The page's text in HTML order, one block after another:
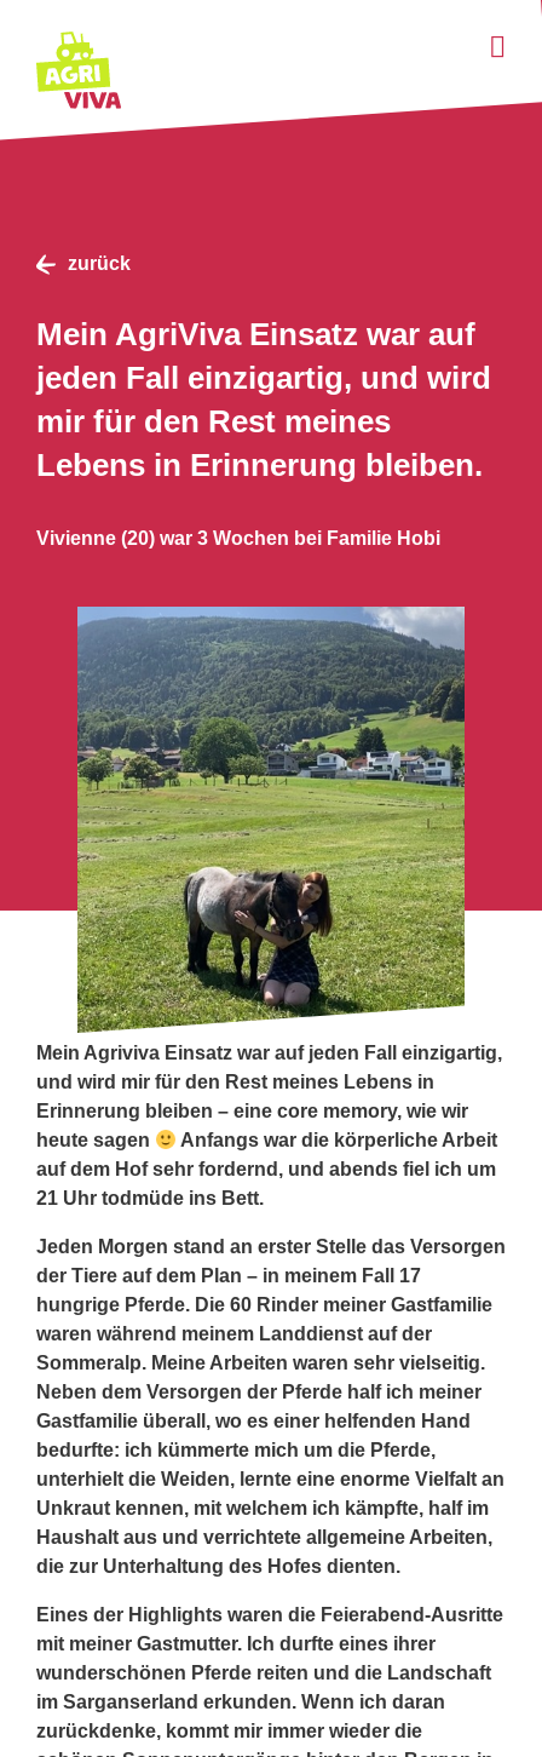
News
Hilfe & FAQ
Login
Favoriten
Deutsch
Einsatz suchen
zurück
Mein AgriViva Einsatz war auf
jeden Fall einzigartig, und wird
mir für den Rest meines
Lebens in Erinnerung bleiben.
Vivienne (20) war 3 Wochen bei Familie Hobi
Mein Agriviva Einsatz war auf jeden Fall einzigartig,
und wird mir für den Rest meines Lebens in
Erinnerung bleiben – eine core memory, wie wir
heute sagen
Anfangs war die körperliche Arbeit
auf dem Hof sehr fordernd, und abends fiel ich um
21 Uhr todmüde ins Bett.
Jeden Morgen stand an erster Stelle das Versorgen
der Tiere auf dem Plan – in meinem Fall 17
hungrige Pferde. Die 60 Rinder meiner Gastfamilie
waren während meinem Landdienst auf der
Sommeralp. Meine Arbeiten waren sehr vielseitig.
Neben dem Versorgen der Pferde half ich meiner
Gastfamilie überall, wo es einer helfenden Hand
bedurfte: ich kümmerte mich um die Pferde,
unterhielt die Weiden, lernte eine enorme Vielfalt an
Unkraut kennen, mit welchem ich kämpfte, half im
Haushalt aus und verrichtete allgemeine Arbeiten,
die zur Unterhaltung des Hofes dienten.
Eines der Highlights waren die Feierabend-Ausritte
mit meiner Gastmutter. Ich durfte eines ihrer
wunderschönen Pferde reiten und die Landschaft
im Sarganserland erkunden. Wenn ich daran
zurückdenke, kommt mir immer wieder die